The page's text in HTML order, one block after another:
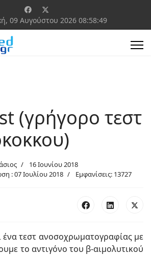
09 Αυγούστου 2026 08:58:49
(γρήγορο τεστ
16 Ιουνίου 2018
: 07 Ιουλίου 2018
Εμφανίσεις: 13727
ένα τεστ ανοσοχρωματογραφίας με
το αντιγόνο του β-αιμολυτικού